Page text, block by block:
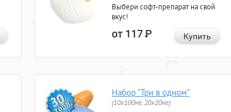
Выбери софт-препарат на свой
вкус!
от 117Р Купить
Набор "Три в одном"
(10x100мг, 20x20мг)